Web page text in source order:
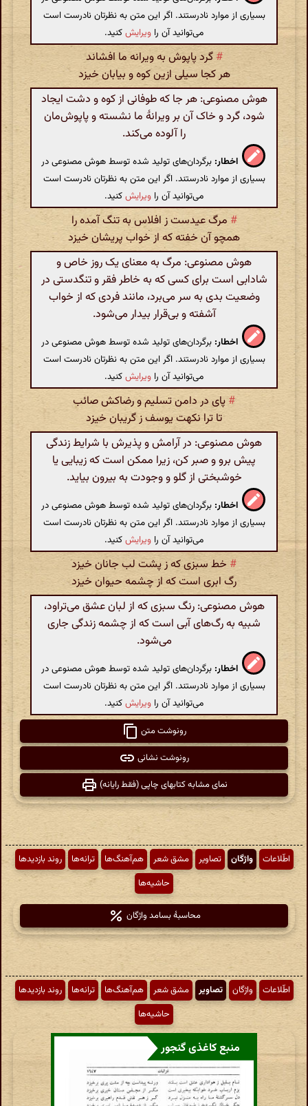
بسیاری از موارد نادرستند. اگر این متن به نظرتان نادرست است
می‌توانید آن را ویرایشکنید.
# گرد پاپوش به ویرانه ما افشاند
هر کجا سیلی ازین کوه و بیابان خیزد
هوش مصنوعی: هر جا که طوفانی از کوه و دشت ایجاد
شود، گرد و خاک آن بر ویرانهٔ ما نشسته و پاپوش‌مان
را آلوده می‌کند.
اخطار: برگردان‌های تولید شده توسط هوش مصنوعی در
بسیاری از موارد نادرستند. اگر این متن به نظرتان نادرست است
می‌توانید آن را ویرایشکنید.
# مرگ عیدست ز افلاس به تنگ آمده را
همچو آن خفته که از خواب پریشان خیزد
هوش مصنوعی: مرگ به معنای یک روز خاص و
شادابی است برای کسی که به خاطر فقر و تنگدستی در
وضعیت بدی به سر می‌برد، مانند فردی که از خواب
آشفته و بی‌قرار بیدار می‌شود.
اخطار: برگردان‌های تولید شده توسط هوش مصنوعی در
بسیاری از موارد نادرستند. اگر این متن به نظرتان نادرست است
می‌توانید آن را ویرایشکنید.
# پای در دامن تسلیم و رضاکش صائب
تا ترا نکهت یوسف ز گریبان خیزد
هوش مصنوعی: در آرامش و پذیرش با شرایط زندگی
پیش برو و صبر کن، زیرا ممکن است که زیبایی یا
خوشبختی از گلو و وجودت به بیرون بیاید.
اخطار: برگردان‌های تولید شده توسط هوش مصنوعی در
بسیاری از موارد نادرستند. اگر این متن به نظرتان نادرست است
می‌توانید آن را ویرایشکنید.
# خط سبزی که ز پشت لب جانان خیزد
رگ ابری است که از چشمه حیوان خیزد
هوش مصنوعی: رنگ سبزی که از لبان عشق می‌تراود،
شبیه به رگ‌های آبی است که از چشمه زندگی جاری
می‌شود.
اخطار: برگردان‌های تولید شده توسط هوش مصنوعی در
بسیاری از موارد نادرستند. اگر این متن به نظرتان نادرست است
می‌توانید آن را ویرایشکنید.
رونوشت متن
رونوشت نشانی
نمای مشابه کتابهای چاپی (فقط رایانه)
اطّلاعات واژگان تصاویر مشق شعر هم‌آهنگ‌ها ترانه‌ها
روند بازدیدها
حاشیه‌ها
محاسبهٔ بسامد واژگان
اطّلاعات واژگان تصاویر مشق شعر هم‌آهنگ‌ها ترانه‌ها
روند بازدیدها
حاشیه‌ها
منبع کاغذی گنجور